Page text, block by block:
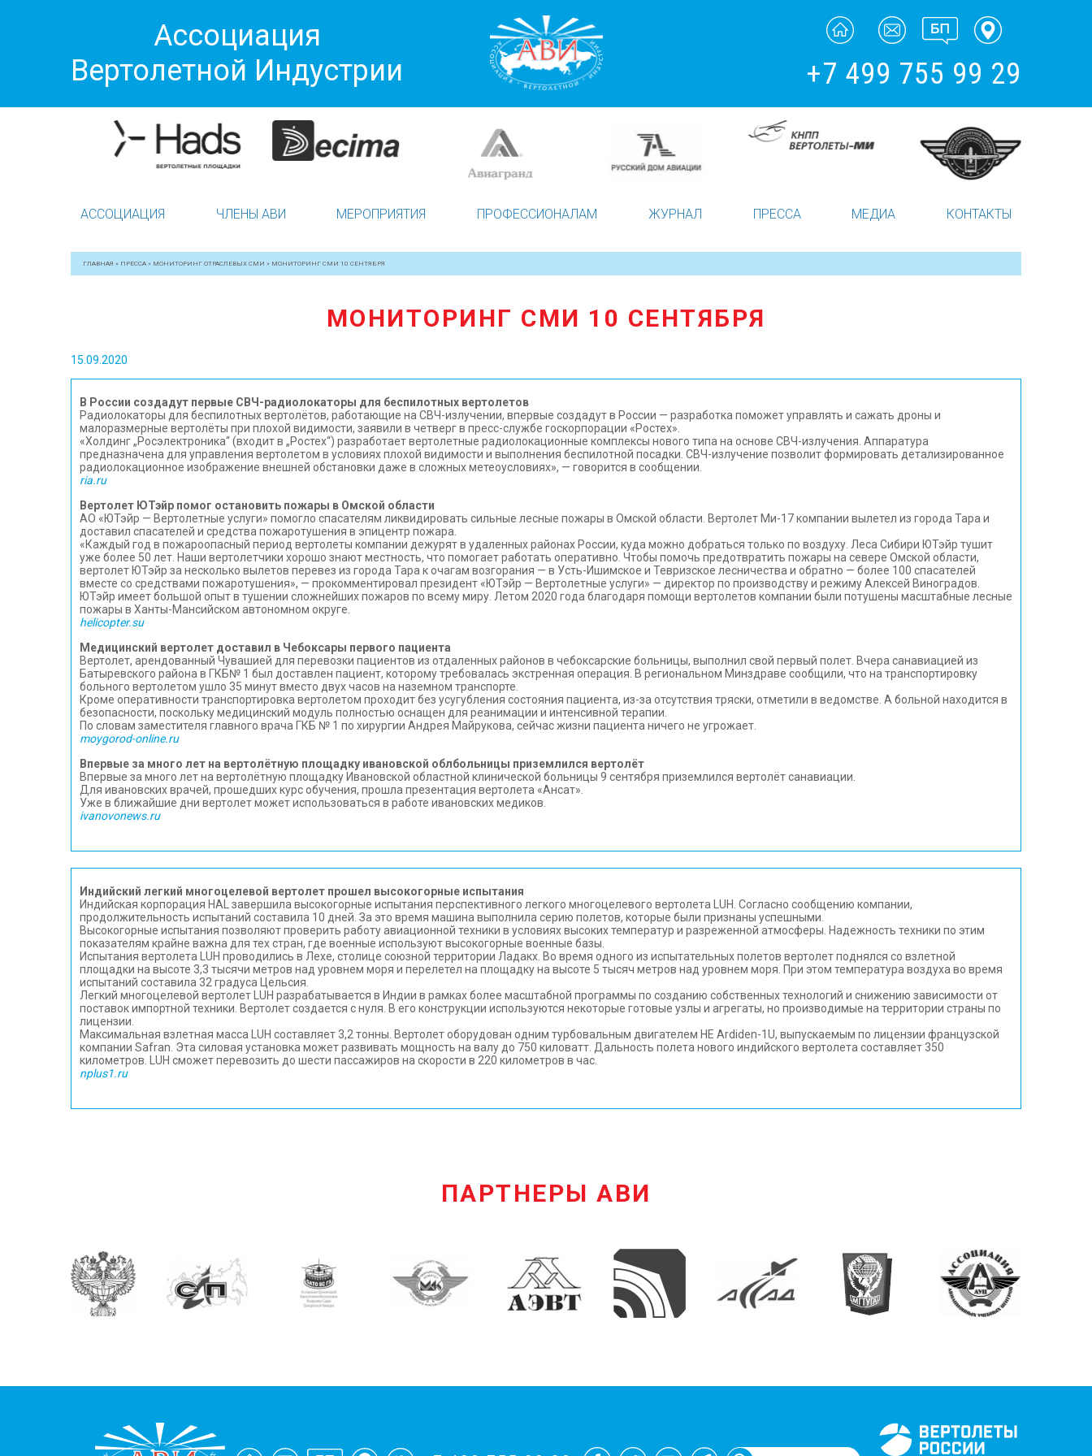
Ассоциация
Вертолетной Индустрии
+7 499 755 99 29
АССОЦИАЦИЯ ЧЛЕНЫ АВИ МЕРОПРИЯТИЯ ПРОФЕССИОНАЛАМ ЖУРНАЛ ПРЕССА МЕДИА КОНТАКТЫ
ГЛАВНАЯ » ПРЕССА » МОНИТОРИНГ ОТРАСЛЕВЫХ СМИ » МОНИТОРИНГ СМИ 10 СЕНТЯБРЯ
МОНИТОРИНГ СМИ 10 СЕНТЯБРЯ
15.09.2020
В России создадут первые СВЧ-радиолокаторы для беспилотных вертолетов
Радиолокаторы для беспилотных вертолётов, работающие на СВЧ-излучении, впервые создадут в России — разработка поможет управлять и сажать дроны и
малоразмерные вертолёты при плохой видимости, заявили в четверг в пресс-службе госкорпорации «Ростех».
«Холдинг „Росэлектроника“ (входит в „Ростех“) разработает вертолетные радиолокационные комплексы нового типа на основе СВЧ-излучения. Аппаратура
предназначена для управления вертолетом в условиях плохой видимости и выполнения беспилотной посадки. СВЧ-излучение позволит формировать детализированное
радиолокационное изображение внешней обстановки даже в сложных метеоусловиях», — говорится в сообщении.
ria.ru
Вертолет ЮТэйр помог остановить пожары в Омской области
АО «ЮТэйр — Вертолетные услуги» помогло спасателям ликвидировать сильные лесные пожары в Омской области. Вертолет Ми-17 компании вылетел из города Тара и
доставил спасателей и средства пожаротушения в эпицентр пожара.
«Каждый год в пожароопасный период вертолеты компании дежурят в удаленных районах России, куда можно добраться только по воздуху. Леса Сибири ЮТэйр тушит
уже более 50 лет. Наши вертолетчики хорошо знают местность, что помогает работать оперативно. Чтобы помочь предотвратить пожары на севере Омской области,
вертолет ЮТэйр за несколько вылетов перевез из города Тара к очагам возгорания — в Усть-Ишимское и Тевризское лесничества и обратно — более 100 спасателей
вместе со средствами пожаротушения», — прокомментировал президент «ЮТэйр — Вертолетные услуги» — директор по производству и режиму Алексей Виноградов.
ЮТэйр имеет большой опыт в тушении сложнейших пожаров по всему миру. Летом 2020 года благодаря помощи вертолетов компании были потушены масштабные лесные
пожары в Ханты-Мансийском автономном округе.
helicopter.su
Медицинский вертолет доставил в Чебоксары первого пациента
Вертолет, арендованный Чувашией для перевозки пациентов из отдаленных районов в чебоксарские больницы, выполнил свой первый полет. Вчера санавиацией из
Батыревского района в ГКБ№ 1 был доставлен пациент, которому требовалась экстренная операция. В региональном Минздраве сообщили, что на транспортировку
больного вертолетом ушло 35 минут вместо двух часов на наземном транспорте.
Кроме оперативности транспортировка вертолетом проходит без усугубления состояния пациента, из-за отсутствия тряски, отметили в ведомстве. А больной находится в
безопасности, поскольку медицинский модуль полностью оснащен для реанимации и интенсивной терапии.
По словам заместителя главного врача ГКБ № 1 по хирургии Андрея Майрукова, сейчас жизни пациента ничего не угрожает.
moygorod-online.ru
Впервые за много лет на вертолётную площадку ивановской облбольницы приземлился вертолёт
Впервые за много лет на вертолётную площадку Ивановской областной клинической больницы 9 сентября приземлился вертолёт санавиации.
Для ивановских врачей, прошедших курс обучения, прошла презентация вертолета «Ансат».
Уже в ближайшие дни вертолет может использоваться в работе ивановских медиков.
ivanovonews.ru
Индийский легкий многоцелевой вертолет прошел высокогорные испытания
Индийская корпорация HAL завершила высокогорные испытания перспективного легкого многоцелевого вертолета LUH. Согласно сообщению компании,
продолжительность испытаний составила 10 дней. За это время машина выполнила серию полетов, которые были признаны успешными.
Высокогорные испытания позволяют проверить работу авиационной техники в условиях высоких температур и разреженной атмосферы. Надежность техники по этим
показателям крайне важна для тех стран, где военные используют высокогорные военные базы.
Испытания вертолета LUH проводились в Лехе, столице союзной территории Ладакх. Во время одного из испытательных полетов вертолет поднялся со взлетной
площадки на высоте 3,3 тысячи метров над уровнем моря и перелетел на площадку на высоте 5 тысяч метров над уровнем моря. При этом температура воздуха во время
испытаний составила 32 градуса Цельсия.
Легкий многоцелевой вертолет LUH разрабатывается в Индии в рамках более масштабной программы по созданию собственных технологий и снижению зависимости от
поставок импортной техники. Вертолет создается с нуля. В его конструкции используются некоторые готовые узлы и агрегаты, но производимые на территории страны по
лицензии.
Максимальная взлетная масса LUH составляет 3,2 тонны. Вертолет оборудован одним турбовальным двигателем HE Ardiden-1U, выпускаемым по лицензии французской
компании Safran. Эта силовая установка может развивать мощность на валу до 750 киловатт. Дальность полета нового индийского вертолета составляет 350
километров. LUH сможет перевозить до шести пассажиров на скорости в 220 километров в час.
nplus1.ru
ПАРТНЕРЫ АВИ